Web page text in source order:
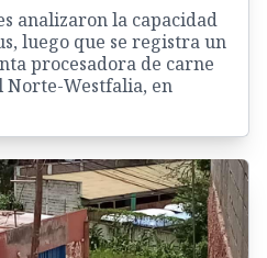
analizaron la capacidad
luego que se registra un
procesadora de carne
Norte-Westfalia, en